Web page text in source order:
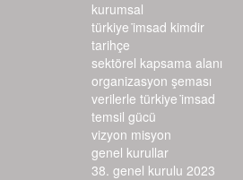
kurumsal
türkiye i̇msad kimdir
tarihçe
sektörel kapsama alanı
organizasyon şeması
verilerle türkiye i̇msad
temsil gücü
vizyon misyon
genel kurullar
38. genel kurulu 2023